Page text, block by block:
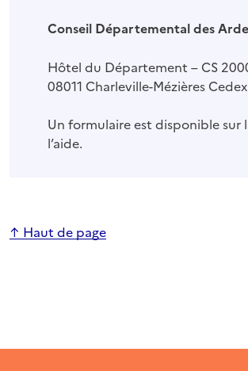
Conseil Départemental des
Hôtel du Département – CS
08011 Charleville-Mézières Cedex
Un formulaire est disponible sur
l’aide.
↑ Haut de page